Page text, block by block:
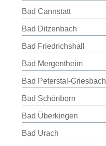
Bad Cannstatt
Bad Ditzenbach
Bad Friedrichshall
Bad Mergentheim
Bad Peterstal-Griesbach
Bad Schönborn
Bad Überkingen
Bad Urach